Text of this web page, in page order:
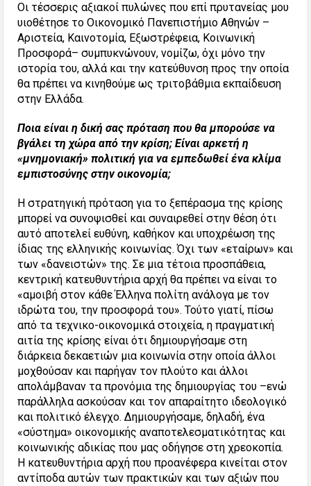
Οι τέσσερις αξιακοί πυλώνες που επί πρυτανείας μου
υιοθέτησε το Οικονομικό Πανεπιστήμιο Αθηνών –
Αριστεία, Καινοτομία, Εξωστρέφεια, Κοινωνική
Προσφορά– συμπυκνώνουν, νομίζω, όχι μόνο την
ιστορία του, αλλά και την κατεύθυνση προς την οποία
θα πρέπει να κινηθούμε ως τριτοβάθμια εκπαίδευση
στην Ελλάδα.
Ποια είναι η δική σας πρόταση που θα μπορούσε να
βγάλει τη χώρα από την κρίση; Είναι αρκετή η
«μνημονιακή» πολιτική για να εμπεδωθεί ένα κλίμα
εμπιστοσύνης στην οικονομία;
Η στρατηγική πρόταση για το ξεπέρασμα της κρίσης
μπορεί να συνοψισθεί και συναιρεθεί στην θέση ότι
αυτό αποτελεί ευθύνη, καθήκον και υποχρέωση της
ίδιας της ελληνικής κοινωνίας. Όχι των «εταίρων» και
των «δανειστών» της. Σε μια τέτοια προσπάθεια,
κεντρική κατευθυντήρια αρχή θα πρέπει να είναι το
«αμοιβή στον κάθε Έλληνα πολίτη ανάλογα με τον
ιδρώτα του, την προσφορά του». Τούτο γιατί, πίσω
από τα τεχνικο-οικονομικά στοιχεία, η πραγματική
αιτία της κρίσης είναι ότι δημιουργήσαμε στη
διάρκεια δεκαετιών μια κοινωνία στην οποία άλλοι
μοχθούσαν και παρήγαν τον πλούτο και άλλοι
απολάμβαναν τα προνόμια της δημιουργίας του –ενώ
παράλληλα ασκούσαν και τον απαραίτητο ιδεολογικό
και πολιτικό έλεγχο. Δημιουργήσαμε, δηλαδή, ένα
«σύστημα» οικονομικής αναποτελεσματικότητας και
κοινωνικής αδικίας που μας οδήγησε στη χρεοκοπία.
Η κατευθυντήρια αρχή που προανέφερα κινείται στον
αντίποδα αυτών των πρακτικών και των αξιών που